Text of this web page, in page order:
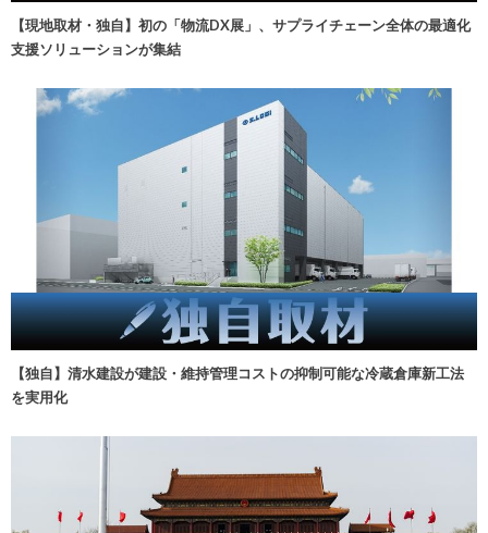
【現地取材・独自】初の「物流DX展」、サプライチェーン全体の最適化
支援ソリューションが集結
【独自】清水建設が建設・維持管理コストの抑制可能な冷蔵倉庫新工法
を実用化